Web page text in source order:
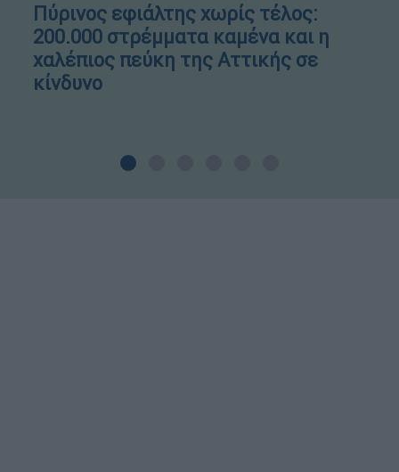
Πύρινος εφιάλτης χωρίς τέλος:
200.000 στρέμματα καμένα και η
χαλέπιος πεύκη της Αττικής σε
κίνδυνο